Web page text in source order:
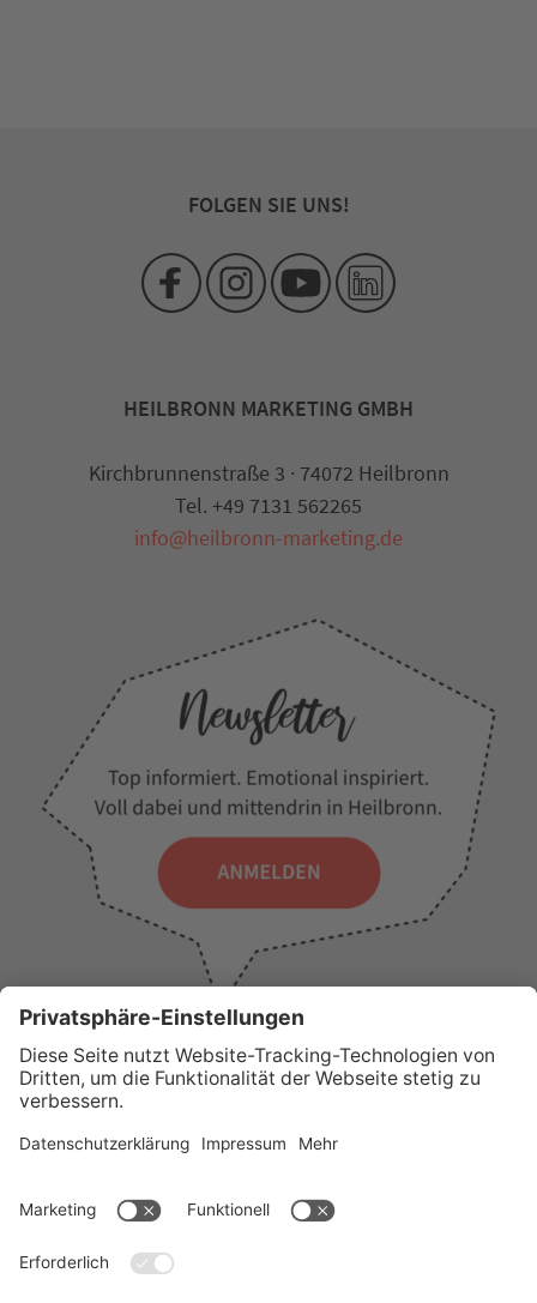
FOLGEN SIE UNS!
WICHTIGE LINKS
PresseWir über unsTourist-Information
Erklärung zur Barrierefreiheit
Impressum
HEILBRONN MARKETING GMBH
Kirchbrunnenstraße 3 · 74072 Heilbronn
Tel. +49 7131 562265
info@heilbronn-marketing.de